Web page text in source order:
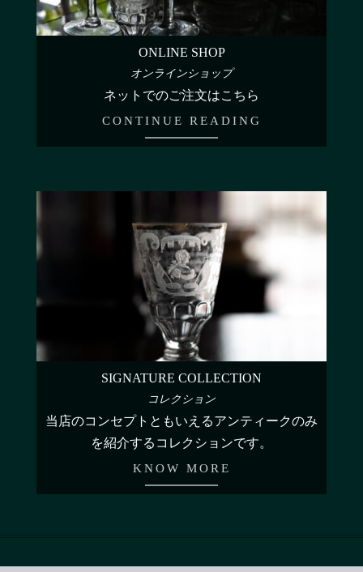
ONLINE SHOP
オンラインショップ
ネットでのご注文はこちら
CONTINUE READING
SIGNATURE COLLECTION
コレクション
当店のコンセプトともいえるアンティークのみ
を紹介するコレクションです。
KNOW MORE